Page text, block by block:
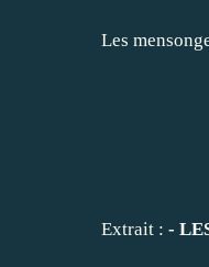
Les
Extrait : -